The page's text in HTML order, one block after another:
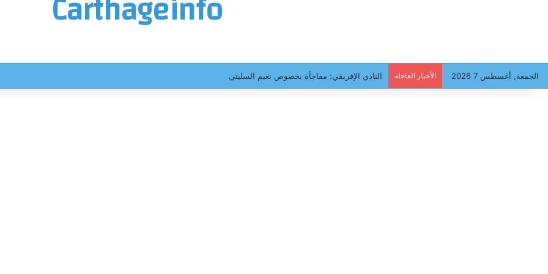
الجمعة, أغسطس 7 2026 الأخبار العاجلة النادي الإفريقي: مفاجأة بخصوص نعيم السليتي